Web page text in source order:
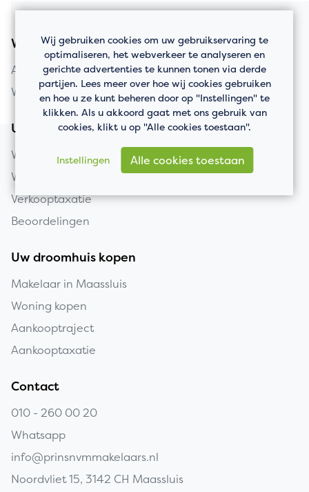
Woningaanbod
Appartement kopen
Woning kopen
Uw huis verkopen
Woning verkopen
Wat is mijn huis waard?
Verkooptaxatie
Beoordelingen
Uw droomhuis kopen
Makelaar in Maassluis
Woning kopen
Aankooptraject
Aankooptaxatie
Contact
010 - 260 00 20
Whatsapp
info@prinsnvmmakelaars.nl
Noordvliet 15, 3142 CH Maassluis
Wij gebruiken cookies om uw gebruikservaring te
optimaliseren, het webverkeer te analyseren en
gerichte advertenties te kunnen tonen via derde
partijen. Lees meer over hoe wij cookies gebruiken
en hoe u ze kunt beheren door op "Instellingen" te
klikken. Als u akkoord gaat met ons gebruik van
cookies, klikt u op "Alle cookies toestaan".
Instellingen Alle cookies toestaan